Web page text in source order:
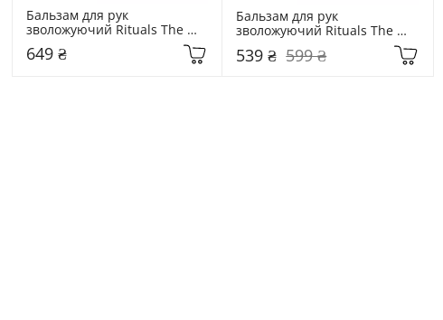
Бальзам для рук
зволожуючий Rituals The
649 ₴
Бальзам для рук
зволожуючий Rituals The
539 ₴ 599 ₴